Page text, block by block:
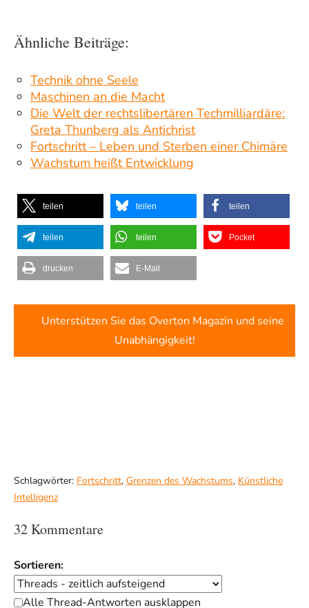
Ähnliche Beiträge:
Technik ohne Seele
Maschinen an die Macht
Die Welt der rechtslibertären Techmilliardäre:
Greta Thunberg als Antichrist
Fortschritt – Leben und Sterben einer Chimäre
Wachstum heißt Entwicklung
teilen teilen teilen
teilen teilen Pocket
drucken E-Mail
Unterstützen Sie das Overton Magazin und seine
Unabhängigkeit!
Schlagwörter: Fortschritt, Grenzen des Wachstums, Künstliche
Intelligenz
32 Kommentare
Sortieren:
Alle Thread-Antworten ausklappen